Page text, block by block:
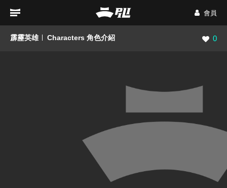
會員
霹靂英雄 Characters 角色介紹 瀏覽
0